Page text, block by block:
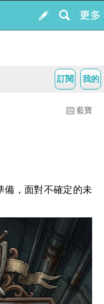
我的
訂閱
藍寶
備，面對不確定的未